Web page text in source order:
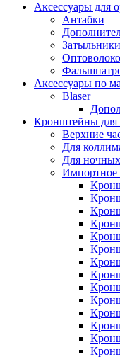
Аксессуары для
Антабки
Аксессуары по
Blaser
Кронштейны для
Верхние
Для
Для
Импортное